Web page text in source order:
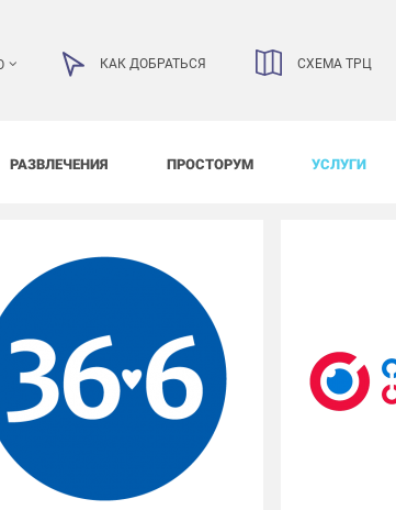
КАК ДОБРАТЬСЯ СХЕМА ТРЦ
РАЗВЛЕЧЕНИЯ ПРОСТОРУМ УСЛУГИ